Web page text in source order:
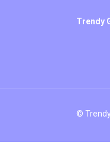
Trendy
©